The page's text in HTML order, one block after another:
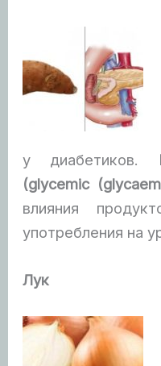
у диабетиков.
(glycemic
влияния
употребления на
Лук